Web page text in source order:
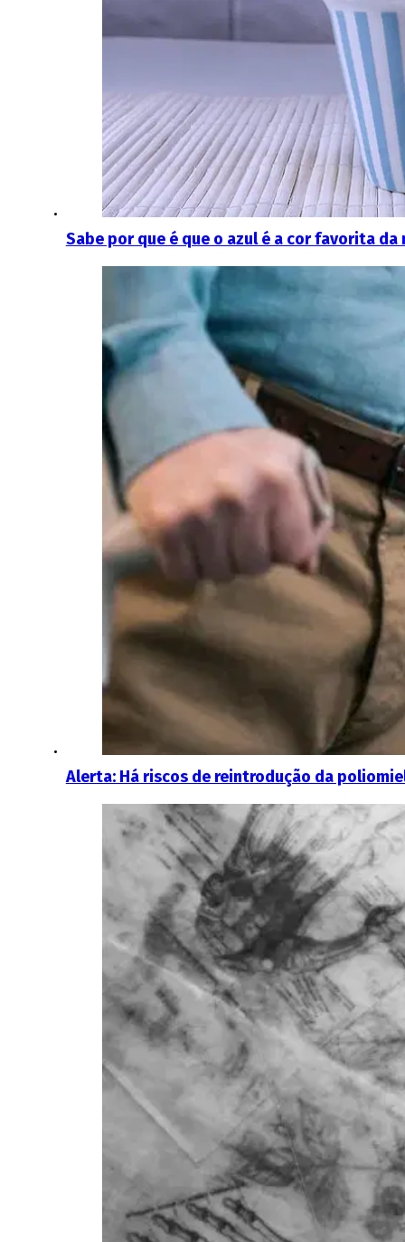
Sabe por que é que o azul é a cor favorita da
Alerta: Há riscos de reintrodução da